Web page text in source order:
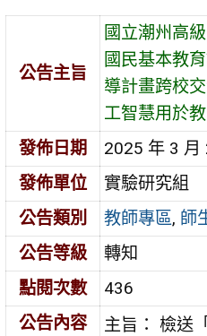
公告主旨
國立潮州高
國民基本教
導計畫跨校
工智慧用於
發佈日期
2025 年 3 月
發佈單位
實驗研究組
公告類別
教師專區, 師
公告等級
轉知
點閱次數
436
公告內容
主旨： 檢送